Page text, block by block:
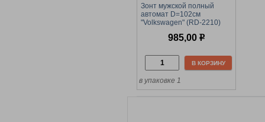
Зонт мужской полный
автомат D=102см
"Volkswagen" (RD-2210)
передач985,00 р
В КОРЗИНУ
в упаковке 1